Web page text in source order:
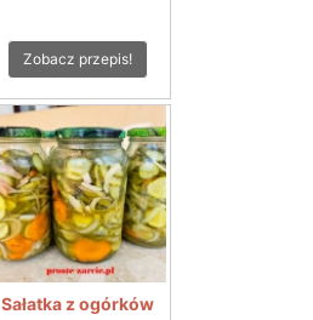
Zobacz przepis!
Sałatka z ogórków